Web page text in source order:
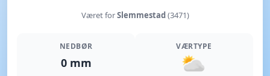
Været forSlemmestad(3471)
NEDBØR
0 mm
VÆRTYPE